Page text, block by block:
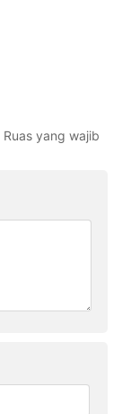
Ruas yang wajib